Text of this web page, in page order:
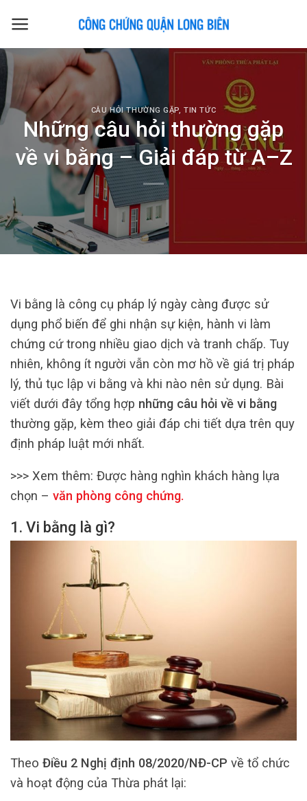
CÂU HỎI THƯỜNG GẶP,TIN TỨC
Những câu hỏi thường gặp
về vi bằng – Giải đáp từ A–Z
Vi bằng là công cụ pháp lý ngày càng được sử
dụng phổ biến để ghi nhận sự kiện, hành vi làm
chứng cứ trong nhiều giao dịch và tranh chấp. Tuy
nhiên, không ít người vẫn còn mơ hồ về giá trị pháp
lý, thủ tục lập vi bằng và khi nào nên sử dụng. Bài
viết dưới đây tổng hợp những câu hỏi về vi bằng
thường gặp, kèm theo giải đáp chi tiết dựa trên quy
định pháp luật mới nhất.
>>> Xem thêm: Được hàng nghìn khách hàng lựa
chọn – văn phòng công chứng.
1. Vi bằng là gì?
Theo Điều 2 Nghị định 08/2020/NĐ-CP về tổ chức
và hoạt động của Thừa phát lại: